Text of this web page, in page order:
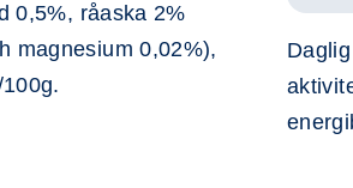
0,5%, råaska 2%
magnesium 0,02%),